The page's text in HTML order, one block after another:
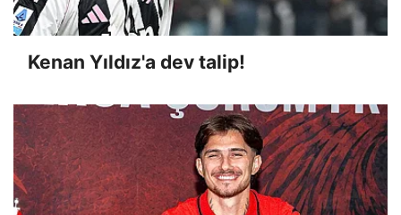
Kenan Yıldız'a dev talip!